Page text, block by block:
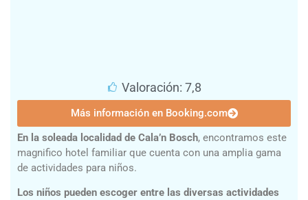
Valoración: 7,8
Más información en Booking.com
En la soleada localidad de Cala’n Bosch, encontramos este
magnifico hotel familiar que cuenta con una amplia gama
de actividades para niños.
Los niños pueden escoger entre las diversas actividades